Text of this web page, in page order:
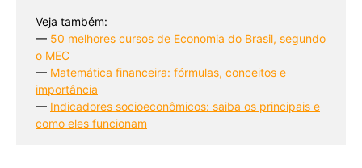
Veja também:
— 50 melhores cursos de Economia do Brasil, segundo
o MEC
— Matemática financeira: fórmulas, conceitos e
importância
— Indicadores socioeconômicos: saiba os principais e
como eles funcionam